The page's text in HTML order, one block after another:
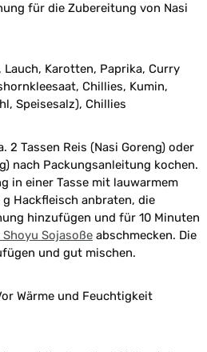
für die Zubereitung von Nasi
Lauch, Karotten, Paprika, Curry
Chillies, Kumin,
Speisesalz), Chillies
2 Tassen Reis (Nasi Goreng) oder
nach Packungsanleitung kochen.
in einer Tasse mit lauwarmem
Hackfleisch anbraten, die
hinzufügen und für 10 Minuten
Sojasoße abschmecken. Die
und gut mischen.
Wärme und Feuchtigkeit